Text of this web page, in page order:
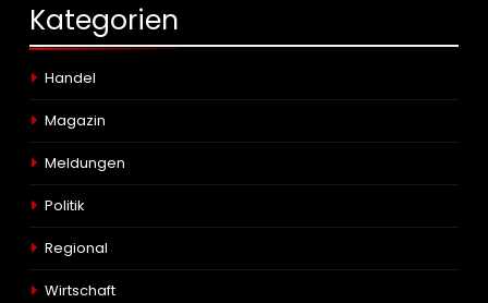
Kategorien
Handel
Magazin
Meldungen
Politik
Regional
Wirtschaft